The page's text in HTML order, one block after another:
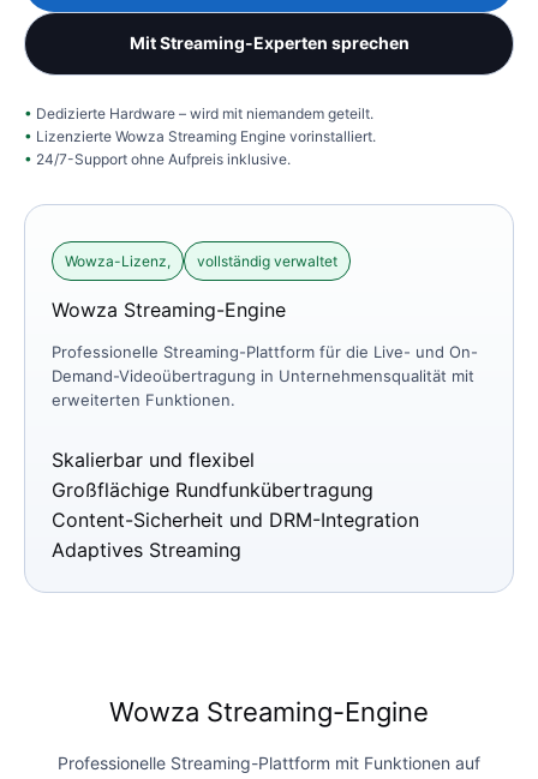
Mit Streaming-Experten sprechen
Dedizierte Hardware – wird mit niemandem geteilt.
Lizenzierte Wowza Streaming Engine vorinstalliert.
24/7-Support ohne Aufpreis inklusive.
Wowza-Lizenz, vollständig verwaltet
Wowza Streaming-Engine
Professionelle Streaming-Plattform für die Live- und On-
Demand-Videoübertragung in Unternehmensqualität mit
erweiterten Funktionen.
Skalierbar und flexibel
Großflächige Rundfunkübertragung
Content-Sicherheit und DRM-Integration
Adaptives Streaming
Wowza Streaming-Engine
Professionelle Streaming-Plattform mit Funktionen auf